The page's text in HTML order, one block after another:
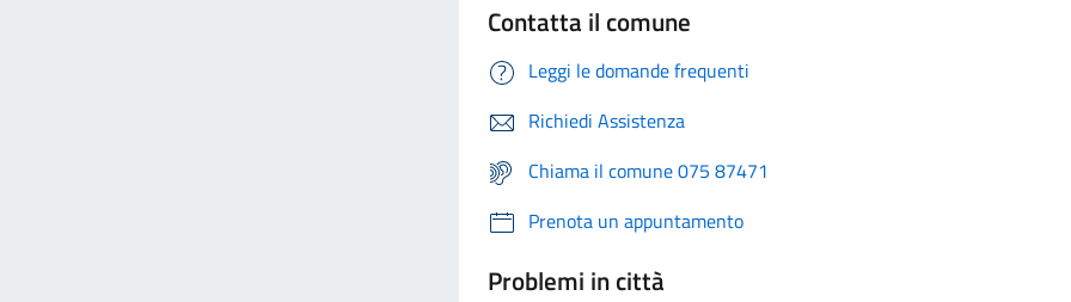
Contatta il comune
Leggi le domande frequenti
Richiedi Assistenza
Chiama il comune 075 87471
Prenota un appuntamento
Problemi in città